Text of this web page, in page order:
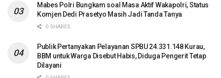
Mabes Polri Bungkam soal Masa Aktif Wakapolri, Status
Komjen Dedi Prasetyo Masih Jadi Tanda Tanya
0 SHARES
Publik Pertanyakan Pelayanan SPBU 24.331.148 Kurau,
BBM untuk Warga Disebut Habis, Diduga Pengerit Tetap
Dilayani